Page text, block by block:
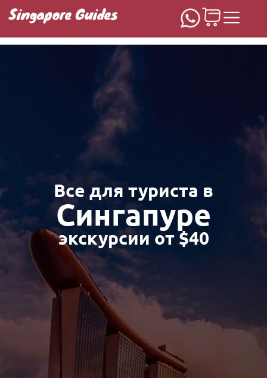
Singapore Guides
Домашняя
Все для туриста в
Сингапуре
экскурсии от $40